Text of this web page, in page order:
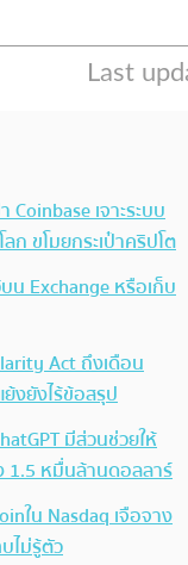
Coinbase เจาะระบบ
ก ขโมยกระเป๋าคริปโต
น Exchange หรือเก็บ
Act ถึงเดือน
งยังไร้ข้อสรุป
มีส่วนช่วยให้
1.5 หมื่นล้านดอลลาร์
ใน Nasdaq เจือจาง
ไม่รู้ตัว